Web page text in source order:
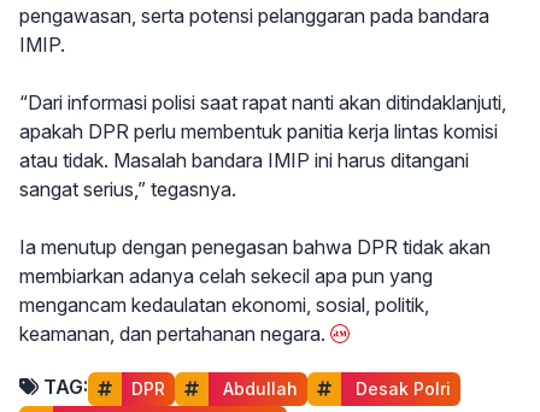
pengawasan, serta potensi pelanggaran pada bandara
IMIP.
“Dari informasi polisi saat rapat nanti akan ditindaklanjuti,
apakah DPR perlu membentuk panitia kerja lintas komisi
atau tidak. Masalah bandara IMIP ini harus ditangani
sangat serius,” tegasnya.
Ia menutup dengan penegasan bahwa DPR tidak akan
membiarkan adanya celah sekecil apa pun yang
mengancam kedaulatan ekonomi, sosial, politik,
keamanan, dan pertahanan negara.
TAG: DPR Abdullah Desak Polri